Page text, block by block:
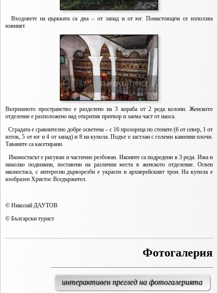
Входовете на църквата са два – от запад и от юг. Понастоящем се използва
южният.
Вътрешното пространство е разделено на 3 кораба от 2 реда колони. Женското
отделение е разположено над открития притвор и заема част от наоса.
Сградата е сравнително добре осветена – с 16 прозореца по стените (6 от север, 1 от
изток, 5 от юг и 4 от запад) и 8 на купола. Подът е застлан с големи каменни плочи.
Таваните са касетирани.
Иконостасът е рисуван и частично резбован. Иконите са подредени в 3 реда. Има и
няколко подвижни, поставени на различни места в женското отделение. Освен
иконостаса, с интересни дърворезби е украсен и архиерейският трон. На купола е
изобразен Христос Вседържител.
© Николай ДАУТОВ
© Български турист
Фотогалерия
интерактивен преглед на фотогалерията